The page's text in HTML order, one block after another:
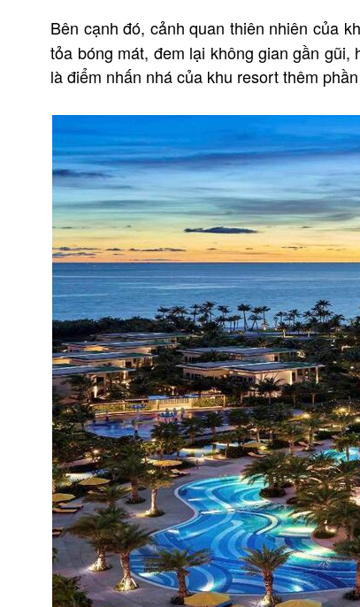
Bên cạnh đó, cảnh quan thiên nhiên của
tỏa bóng mát, đem lại không gian gần
là điểm nhấn nhá của khu resort thêm